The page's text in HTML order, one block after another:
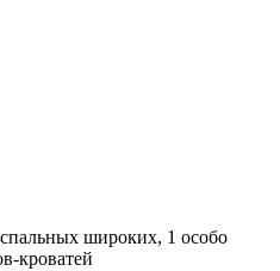
широких, 1 особо
кроватей